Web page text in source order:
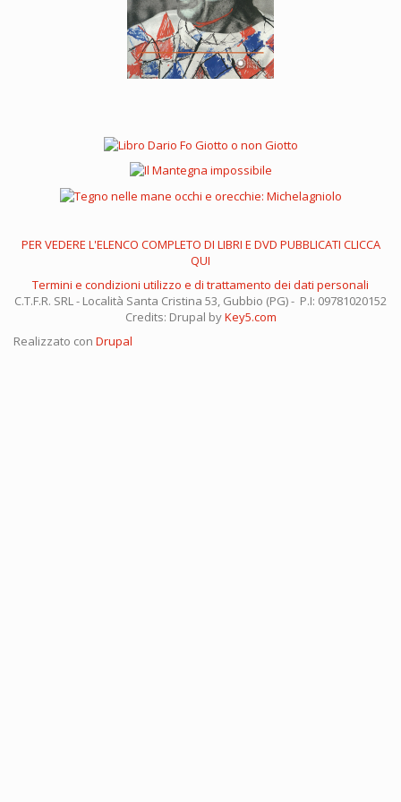
PER VEDERE L'ELENCO COMPLETO DI LIBRI E DVD PUBBLICATI CLICCA
QUI
Termini e condizioni utilizzo e di trattamento dei dati personali
C.T.F.R. SRL - Località Santa Cristina 53, Gubbio (PG) - P.I: 09781020152
Credits: Drupal byKey5.com
Realizzato con Drupal